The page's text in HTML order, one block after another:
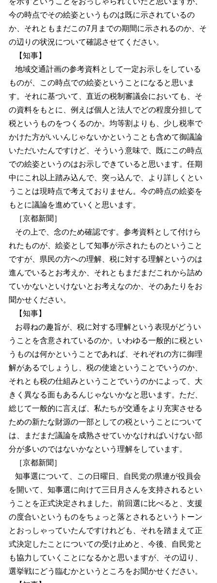
今の時点でその絵姿というものは既に示されているの
か、それともまだこの7月までの期間に示されるのか、そ
の辺りの状況について確認させてください。
【知事】
地域交通計画の参考資料として一定お示しをしている
ものが、この時点での絵姿ということになると思いま
す。それに基づいて、直近の税制審議会においても、そ
の資料をもとに、例えば個人と法人でどの程度分担して
税というものをつくるのか。均等割よりも、少し税率で
かけた方がいいんじゃないかということも含めて御議論
いただいたんですけど、そういう意味で、既にこの時点
での絵姿というのはお示しできていると思います。任期
中にこれ以上踏み込んで、突っ込んで、より詳しくとい
うことは現時点で考えておりません。今の時点の絵姿を
もとに議論を進めていくと思います。
［京都新聞］
その上で、念のため確認です。参考資料として付けら
れたものが、絵姿として知事が示されたものということ
ですが、県民の方への理解、税に対する理解というのは
進んでいるとお考えか、それともまだまだこれから詰め
ていかないといけないとお考えなのか、そのあたりをお
聞かせください。
【知事】
お尋ねの趣旨が、税に対する理解という表現がどうい
うことを含意されているのか。いわゆる一般的に税とい
うものは何かということであれば、それぞれの方に御理
解があるでしょうし、税の使途ということでいうのか、
それとも税の仕組みということでいうのかによって、大
きく異なる面もあるんじゃないかなと思います。ただ、
総じて一般的に言えば、私たちが交通をより充実させる
ための新たな財源の一部としての税ということについて
は、まだまだ議論を成熟させていかなければいけない部
分が多いのではないかなという理解をしています。
［京都新聞］
知事選について、この日曜日、自民党の県連が役員会
を開いて、知事選に向けて三日月さんを支持されるとい
うことを正式決定されました。前回選に比べると、支援
の度合いというものをちょっと落とされるというトーン
とおっしゃっていたんですけれども、それを踏まえて正
式決定したことについての受け止めと、今後、自民党と
も協力していくことになるかと思いますが、その辺り、
選挙戦にどう臨むかというところをお聞かせください。